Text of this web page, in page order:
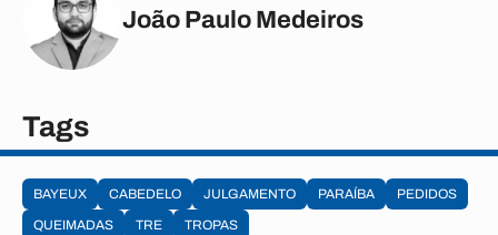
João Paulo Medeiros
Tags
BAYEUX CABEDELO JULGAMENTO PARAÍBA
PEDIDOS
QUEIMADAS
TRE TROPAS